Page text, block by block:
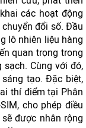
các hoạt động
đổi số. Đầu
lô nhiên liệu hàng
quan trọng trong
Cùng với đó,
tạo. Đặc biệt,
thí điểm tại Phân
cho phép điều
được nhân rộng